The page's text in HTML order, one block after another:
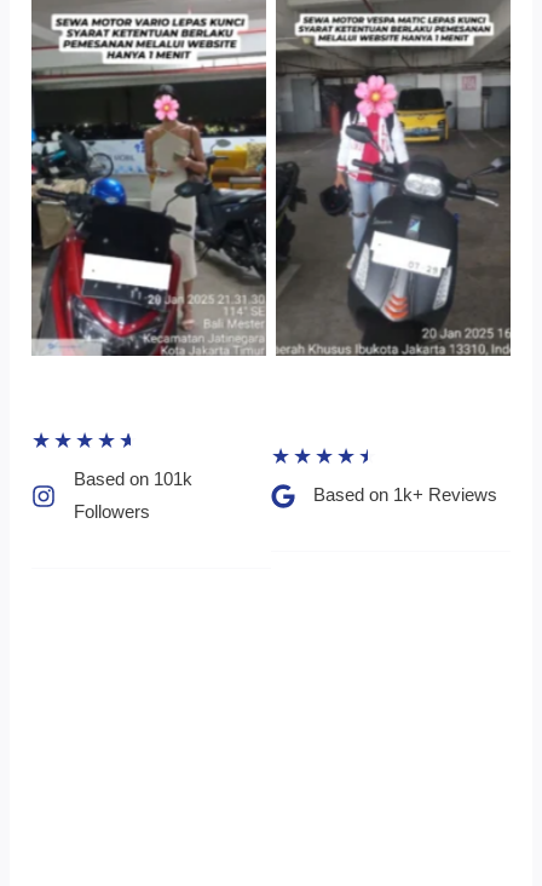
TNo Caption TNo Caption
★ ★ ★ ★ ★
Based on 101k
Followers​
★ ★ ★ ★ ★
Based on 1k+ Reviews​